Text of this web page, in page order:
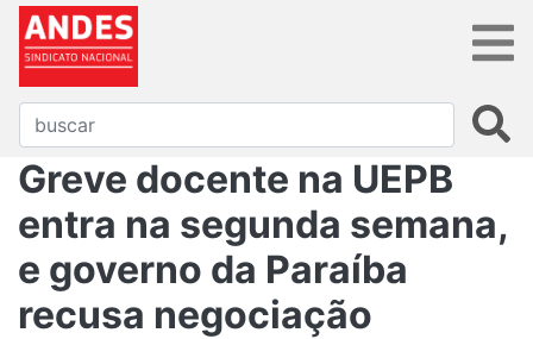
Greve docente na UEPB
entra na segunda semana,
e governo da Paraíba
recusa negociação